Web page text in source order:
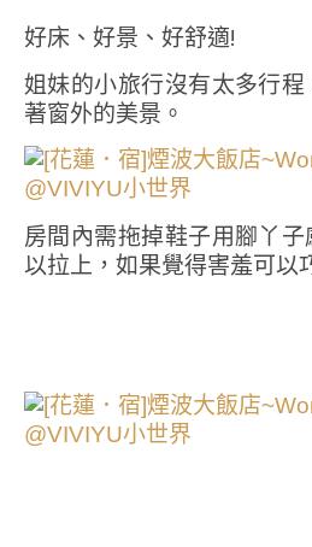
好床、好景、好舒適!
姐妹的小旅行沒有太多行
著窗外的美景。
房間內需拖掉鞋子用腳丫
以拉上，如果覺得害羞可以